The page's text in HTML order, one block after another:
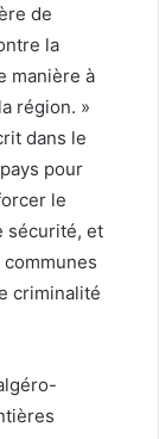
de
la
manière à
région. »
dans le
pour
le
sécurité, et
criminalité